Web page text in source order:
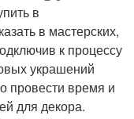
в
в мастерских,
к процессу
украшений
провести время и
для декора.